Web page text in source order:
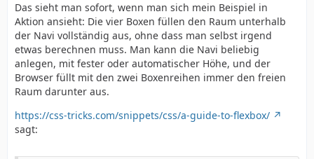
Das sieht man sofort, wenn man sich mein Beispiel in
Aktion ansieht: Die vier Boxen füllen den Raum unterhalb
der Navi vollständig aus, ohne dass man selbst irgend
etwas berechnen muss. Man kann die Navi beliebig
anlegen, mit fester oder automatischer Höhe, und der
Browser füllt mit den zwei Boxenreihen immer den freien
Raum darunter aus.
https://css-tricks.com/snippets/css/a-guide-to-flexbox/
sagt: